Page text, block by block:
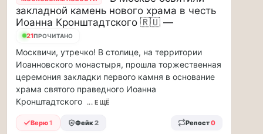
Москве
Чайковского!…
приглашаем
на
музыкальную
прогулку
по
Москве
Чайковского!
инсайды
Москвы
закладной камень нового храма в честь
Иоанна Кронштадтского 🇷🇺 —
21ПРОЧИТАНО
Москвичи, утречко! В столице, на территории
Иоанновского монастыря, прошла торжественная
церемония закладки первого камня в основание
храма святого праведного Иоанна
Кронштадтского ... ЕЩЁ
Верю1 Фейк2 Репост0